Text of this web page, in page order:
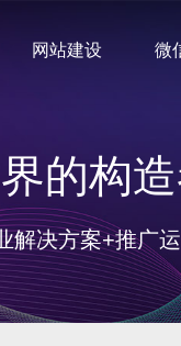
网站建设 微
的构
解决方案+推广